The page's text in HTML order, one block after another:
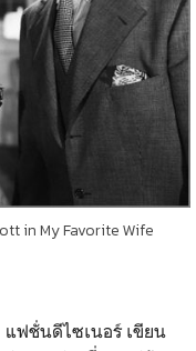
in My Favorite Wife
แฟชั่นดีไซเนอร์ เขียน